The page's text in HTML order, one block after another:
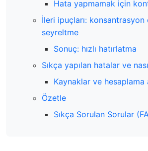
Hata yapmamak için
İleri ipuçları:
seyreltme
Sonuç: hızlı hatırlatma
Sıkça yapılan hatalar ve
Kaynaklar ve hesaplama
Özetle
Sıkça Sorulan Sorular